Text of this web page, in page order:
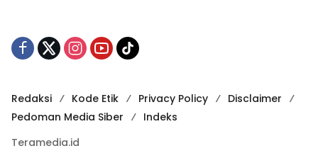
Redaksi Kode Etik Privacy Policy
Disclaimer
Pedoman Media Siber
Indeks
Teramedia.id